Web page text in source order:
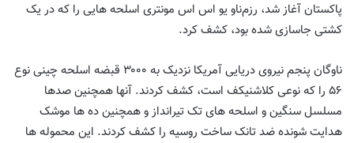
پاکستان آغاز شد، رزم‌ناو یو اس اس مونتری اسلحه هایی را که در یک
کشتی جاسازی شده بود، کشف کرد.
ناوگان پنجم نیروی دریایی آمریکا نزدیک به ۳۰۰۰ قبضه اسلحه چینی نوع
۵۶ را که نوعی کلاشنیکف است، کشف کردند. آنها همچنین صدها
مسلسل سنگین و اسلحه های تک تیرانداز و همچنین ده ها موشک
هدایت شونده ضد تانک ساخت روسیه را کشف کردند. این محموله ها